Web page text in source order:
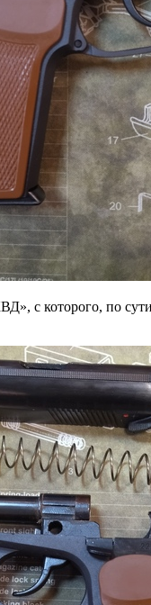
с которого, по